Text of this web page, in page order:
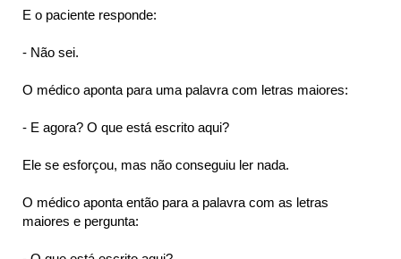
E o paciente responde:
- Não sei.
O médico aponta para uma palavra com letras maiores:
- E agora? O que está escrito aqui?
Ele se esforçou, mas não conseguiu ler nada.
O médico aponta então para a palavra com as letras
maiores e pergunta: